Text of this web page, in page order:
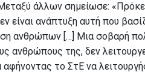
άλλων σημείωσε:
είναι ανάπτυξη αυτή που
ανθρώπων […] Μια σοβαρή
ανθρώπους της, δεν
το ΣτΕ να